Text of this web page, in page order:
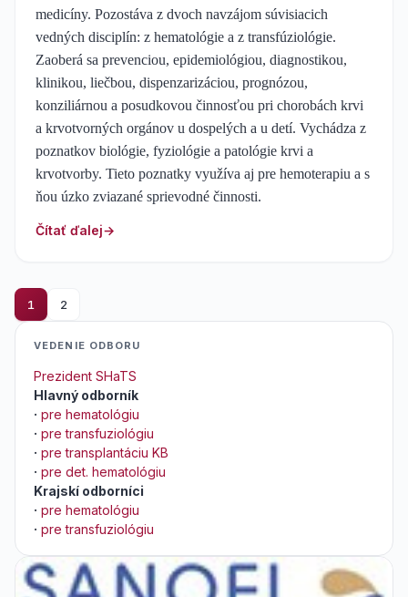
medicíny. Pozostáva z dvoch navzájom súvisiacich
vedných disciplín: z hematológie a z transfúziológie.
Zaoberá sa prevenciou, epidemiológiou, diagnostikou,
klinikou, liečbou, dispenzarizáciou, prognózou,
konziliárnou a posudkovou činnosťou pri chorobách krvi
a krvotvorných orgánov u dospelých a u detí. Vychádza z
poznatkov biológie, fyziológie a patológie krvi a
krvotvorby. Tieto poznatky využíva aj pre hemoterapiu a s
ňou úzko zviazané sprievodné činnosti.
Čítať ďalej
1 2
VEDENIE ODBORU
Prezident SHaTS
Hlavný odborník
· pre hematológiu
· pre transfuziológiu
· pre transplantáciu KB
· pre det. hematológiu
Krajskí odborníci
· pre hematológiu
· pre transfuziológiu